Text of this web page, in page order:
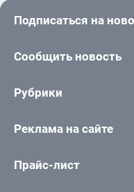
Подписаться на
Сообщить новость
Рубрики
Реклама на сайте
Прайс-лист